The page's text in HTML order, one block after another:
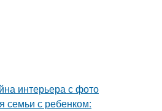
интерьера с фото
семьи с ребенком: